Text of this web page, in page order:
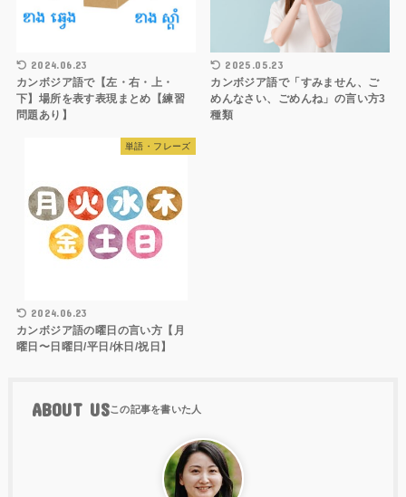
2024.06.23
カンボジア語で【左・右・上・
下】場所を表す表現まとめ【練習
問題あり】
2025.05.23
カンボジア語で「すみません、ご
めんなさい、ごめんね」の言い方3
種類
単語・フレーズ
2024.06.23
カンボジア語の曜日の言い方【月
曜日〜日曜日/平日/休日/祝日】
ABOUT US